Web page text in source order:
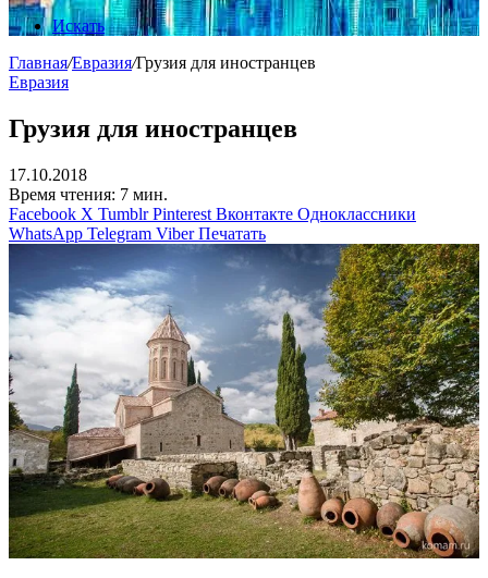
Искать
Главная/Евразия/Грузия для иностранцев
Евразия
Грузия для иностранцев
17.10.2018
Время чтения: 7 мин.
Facebook X Tumblr Pinterest Вконтакте Одноклассники
WhatsApp Telegram Viber Печатать